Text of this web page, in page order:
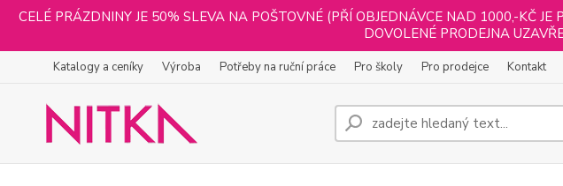
CELÉ PRÁZDNINY JE 50% SLEVA NA POŠTOVNÉ (PŘÍ OBJEDNÁVCE NAD 1000,-KČ
DOVOLENÉ PRODEJNA
Katalogy a ceníky Výroba Potřeby na ruční práce Pro školy Pro prodejce Kontakt